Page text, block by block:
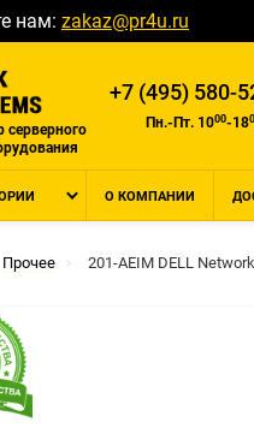
нам: zakaz@pr4u.ru
серверного
+7 (495) 580-
Пн.-Пт. 1000-18
О КОМПАНИИ
Прочее 201-AEIM DELL